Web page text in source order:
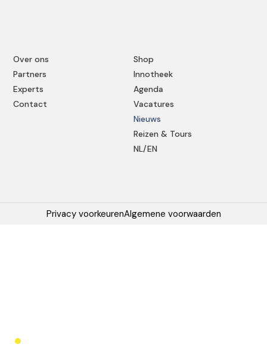
Shop
Innotheek
Agenda
Vacatures
Nieuws
Reizen & Tours
NL/EN
Over ons
Partners
Experts
Contact
Privacy voorkeurenAlgemene voorwaarden